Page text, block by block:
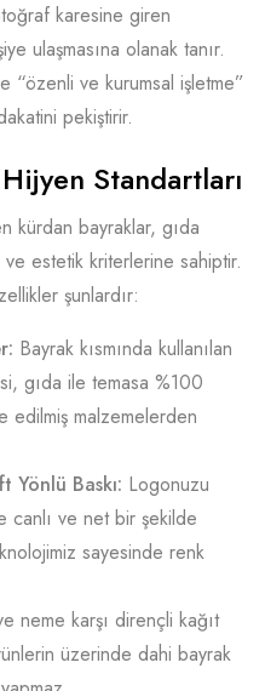
karesine giren
ulaşmasına olanak tanır.
“özenli ve kurumsal işletme”
pekiştirir.
Standartları
kürdan bayraklar, gıda
estetik kriterlerine sahiptir.
şunlardır:
Bayrak kısmında kullanılan
gıda ile temasa %100
edilmiş malzemelerden
Yönlü Baskı: Logonuzu
canlı ve net bir şekilde
sayesinde renk
neme karşı dirençli kağıt
üzerinde dahi bayrak